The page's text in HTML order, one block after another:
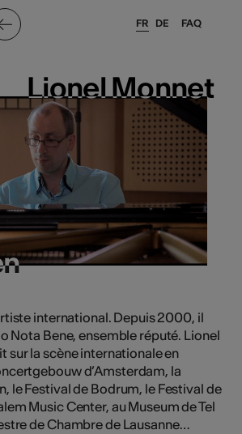
FAQ
FR DE
Lionel Monnet
Lionel Monnet
international. Depuis 2000, il
Nota Bene, ensemble réputé. Lionel
sur la scène internationale en
d’Amsterdam, la
le Festival de Bodrum, le Festival de
Music Center, au Museum de Tel
de Chambre de Lausanne…